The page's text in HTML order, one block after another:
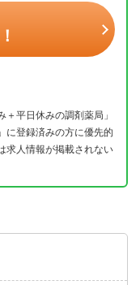
＋平日休みの調剤薬局」
に登録済みの方に優先的
求人情報が掲載されない